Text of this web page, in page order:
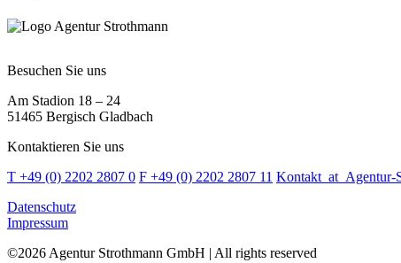
Besuchen Sie uns
Am Stadion 18 – 24
51465 Bergisch Gladbach
Kontaktieren Sie uns
T +49 (0) 2202 2807 0 F +49 (0) 2202 2807 11 Kontakt _at_ Agentur-
Datenschutz
Impressum
©2026 Agentur Strothmann GmbH | All rights reserved